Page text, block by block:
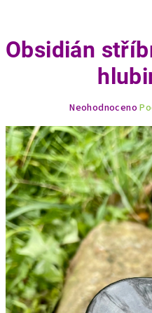
Obsidián
produktu
je
0,0
z
5
hvězdiček.
Neohodnoceno